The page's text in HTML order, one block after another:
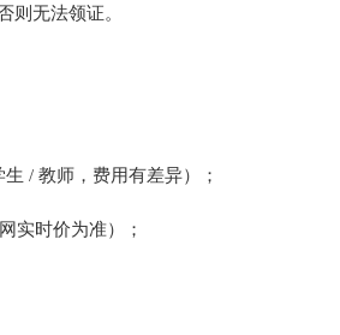
无法领证。
/ 教师，费用有差异）；
实时价为准）；